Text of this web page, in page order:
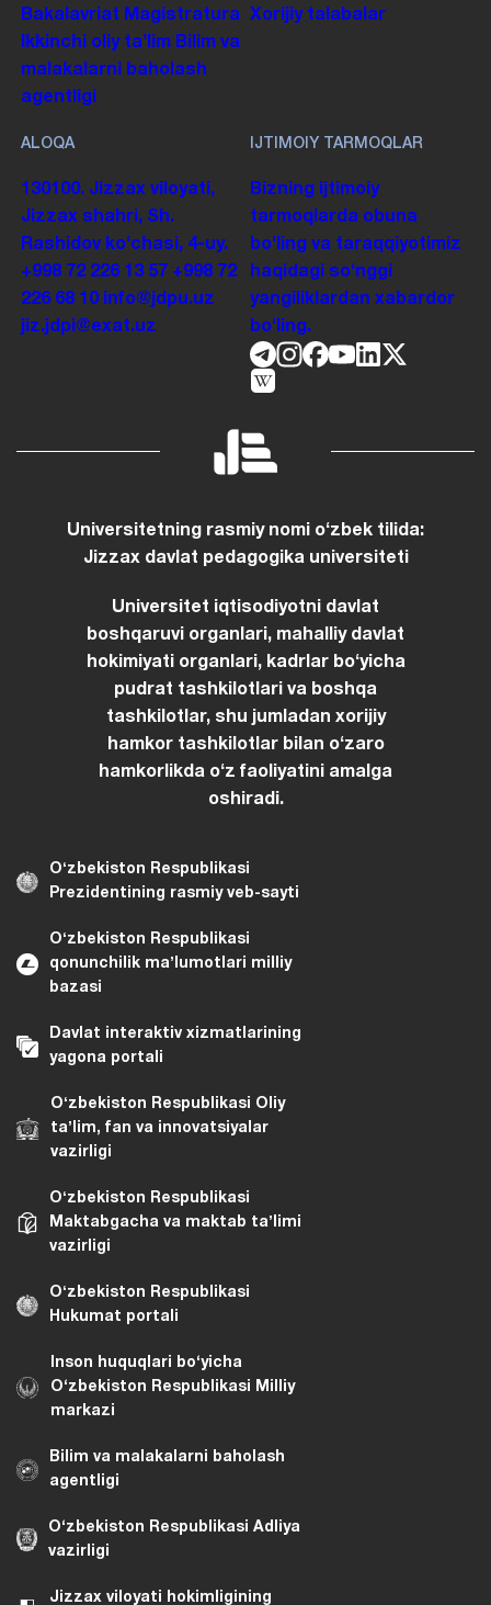
Bakalavriat Magistratura
Ikkinchi oliy taʼlim Bilim va
malakalarni baholash
agentligi
Xorijiy talabalar
ALOQA
130100. Jizzax viloyati,
Jizzax shahri, Sh.
Rashidov koʻchasi, 4-uy.
+998 72 226 13 57 +998 72
226 68 10
info@jdpu.uz
jiz.jdpi@exat.uz
IJTIMOIY TARMOQLAR
Bizning ijtimoiy
tarmoqlarda obuna
boʻling va taraqqiyotimiz
haqidagi soʻnggi
yangiliklardan xabardor
boʻling.
Universitetning rasmiy nomi oʻzbek tilida:
Jizzax davlat pedagogika universiteti
Universitet iqtisodiyotni davlat
boshqaruvi organlari, mahalliy davlat
hokimiyati organlari, kadrlar boʻyicha
pudrat tashkilotlari va boshqa
tashkilotlar, shu jumladan xorijiy
hamkor tashkilotlar bilan oʻzaro
hamkorlikda oʻz faoliyatini amalga
oshiradi.
Oʻzbekiston Respublikasi
Prezidentining rasmiy veb-sayti
Oʻzbekiston Respublikasi
qonunchilik maʼlumotlari milliy
bazasi
Davlat interaktiv xizmatlarining
yagona portali
Oʻzbekiston Respublikasi Oliy
taʼlim, fan va innovatsiyalar
vazirligi
Oʻzbekiston Respublikasi
Maktabgacha va maktab taʼlimi
vazirligi
Oʻzbekiston Respublikasi
Hukumat portali
Inson huquqlari bo‘yicha
O‘zbekiston Respublikasi Milliy
markazi
Bilim va malakalarni baholash
agentligi
O‘zbekiston Respublikasi Adliya
vazirligi
Jizzax viloyati hokimligining